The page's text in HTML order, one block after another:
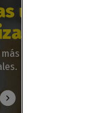
una tarifa
líneas móviles o